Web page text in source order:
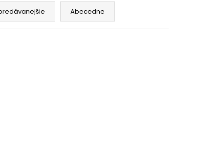
Abecedne